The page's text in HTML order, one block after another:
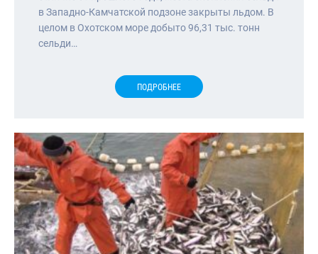
в Западно-Камчатской подзоне закрыты льдом. В
целом в Охотском море добыто 96,31 тыс. тонн
сельди…
ПОДРОБНЕЕ